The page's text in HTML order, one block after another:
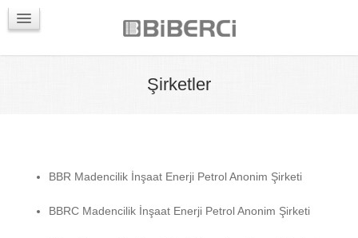
Şirketler
BBR Madencilik İnşaat Enerji Petrol Anonim Şirketi
BBRC Madencilik İnşaat Enerji Petrol Anonim Şirketi